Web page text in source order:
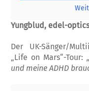
Yungblud, edel-
Der UK-Sänger/
„Life on Mars“-Tour:
und meine ADHD